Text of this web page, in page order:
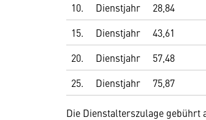
10. Dienstjahr 28,84
15. Dienstjahr
43,61
20.
Dienstjahr
57,48
25.
Dienstjahr 75,87
Die Dienstalterszulage